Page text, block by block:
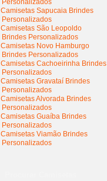
Camisetas Sapucaia Brindes
Personalizados
Camisetas São Leopoldo
Brindes Personalizados
Camisetas Novo Hamburgo
Brindes Personalizados
Camisetas Cachoeirinha Brindes
Personalizados
Camisetas Gravataí Brindes
Personalizados
Camisetas Alvorada Brindes
Personalizados
Camisetas Guaíba Brindes
Personalizados
Camisetas Viamão Brindes
Personalizados